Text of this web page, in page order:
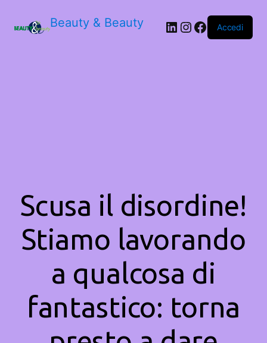
Beauty & Beauty LinkedIn
Instagram
Facebook
Accedi
Scusa il disordine!
Stiamo lavorando
a qualcosa di
fantastico: torna